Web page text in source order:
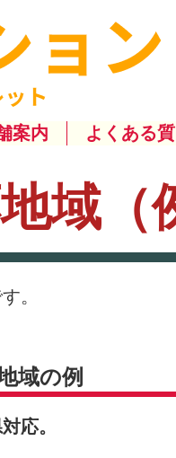
案内 よくある
域（
。
域の例
応。